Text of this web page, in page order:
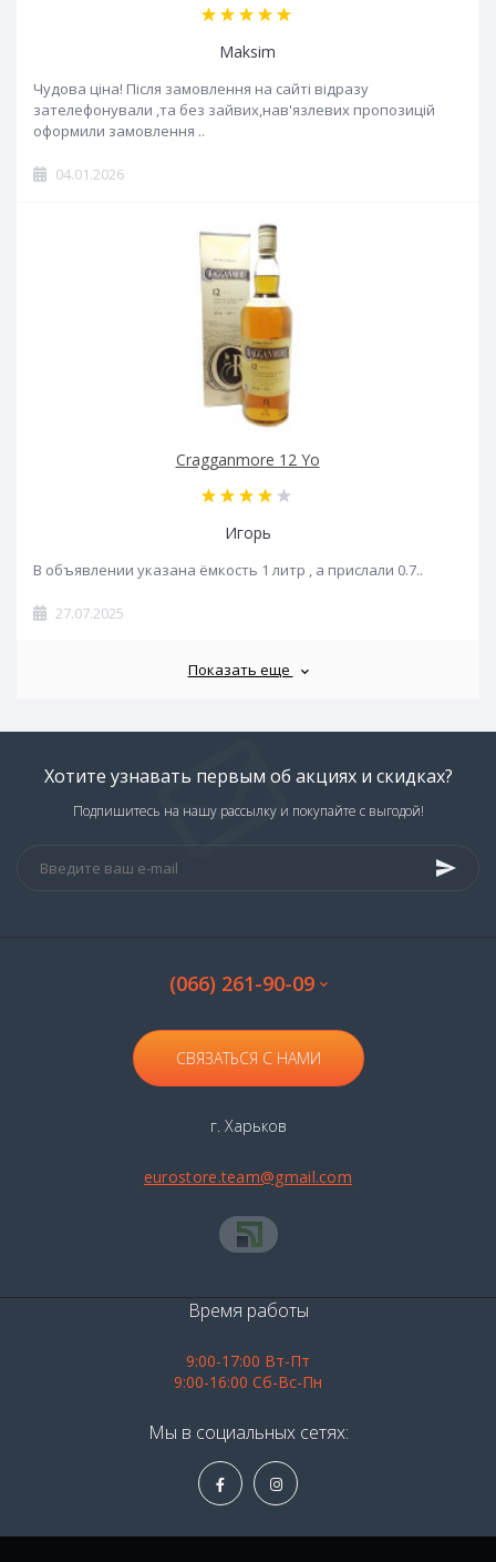
Maksim
Чудова ціна! Після замовлення на сайті відразу
зателефонували ,та без зайвих,нав'язлевих пропозицій
оформили замовлення ..
04.01.2026
Cragganmore 12 Yo
Игорь
В объявлении указана ёмкость 1 литр , а прислали 0.7..
27.07.2025
Показать еще
Хотите узнавать первым об акциях и скидках?
Подпишитесь на нашу рассылку и покупайте с выгодой!
(066) 261-90-09
СВЯЗАТЬСЯ С НАМИ
г. Харьков
eurostore.team@gmail.com
Время работы
9:00-17:00 Вт-Пт
9:00-16:00 Сб-Вс-Пн
Мы в социальных сетях: